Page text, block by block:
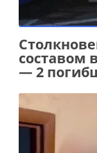
составом
— 2